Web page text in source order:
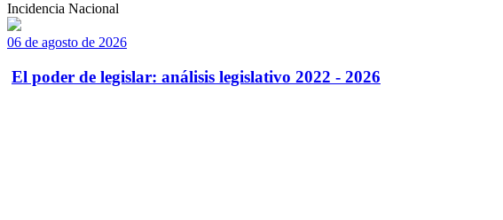
Incidencia Nacional
06 de agosto de 2026
El poder de legislar: análisis legislativo 2022 - 2026